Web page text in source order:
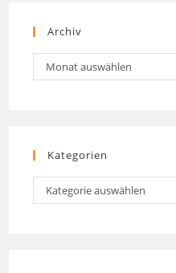
Archiv
Archiv
Monat auswählen
Kategorien
Kategorien
Kategorie auswählen